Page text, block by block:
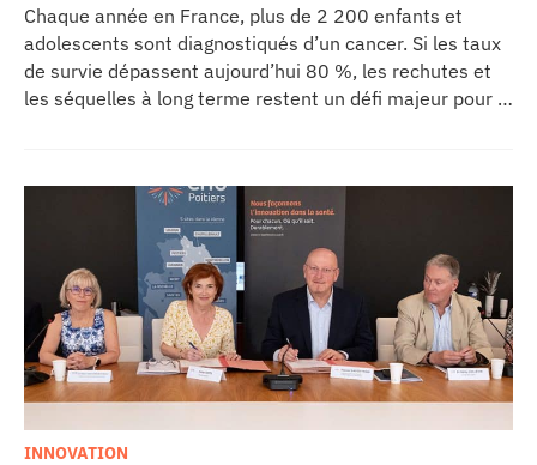
Chaque année en France, plus de 2 200 enfants et
adolescents sont diagnostiqués d’un cancer. Si les taux
de survie dépassent aujourd’hui 80 %, les rechutes et
les séquelles à long terme restent un défi majeur pour la
l’Oncopole Claudius Regaud et de leurs partenaires,
lancent CIRCLE, un centre de recherche d’excellence
dédié aux cancers pédiatriques.
INNOVATION